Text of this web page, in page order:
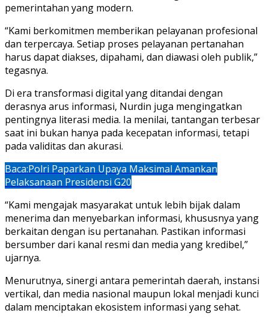
pemerintahan yang modern.
“Kami berkomitmen memberikan pelayanan profesional
dan terpercaya. Setiap proses pelayanan pertanahan
harus dapat diakses, dipahami, dan diawasi oleh publik,”
tegasnya.
Di era transformasi digital yang ditandai dengan
derasnya arus informasi, Nurdin juga mengingatkan
pentingnya literasi media. Ia menilai, tantangan terbesar
saat ini bukan hanya pada kecepatan informasi, tetapi
pada validitas dan akurasi.
Baca:Polri Paparkan Upaya Maksimal Amankan
Pelaksanaan Presidensi G20
“Kami mengajak masyarakat untuk lebih bijak dalam
menerima dan menyebarkan informasi, khususnya yang
berkaitan dengan isu pertanahan. Pastikan informasi
bersumber dari kanal resmi dan media yang kredibel,”
ujarnya.
Menurutnya, sinergi antara pemerintah daerah, instansi
vertikal, dan media nasional maupun lokal menjadi kunci
dalam menciptakan ekosistem informasi yang sehat.